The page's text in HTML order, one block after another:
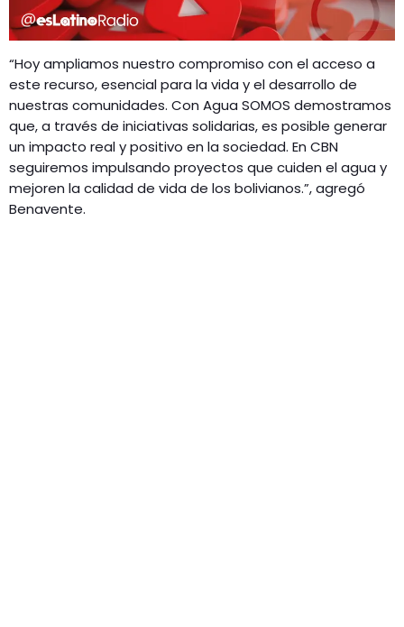
“Hoy ampliamos nuestro compromiso con el acceso a
este recurso, esencial para la vida y el desarrollo de
nuestras comunidades. Con Agua SOMOS demostramos
que, a través de iniciativas solidarias, es posible generar
un impacto real y positivo en la sociedad. En CBN
seguiremos impulsando proyectos que cuiden el agua y
mejoren la calidad de vida de los bolivianos.”, agregó
Benavente.